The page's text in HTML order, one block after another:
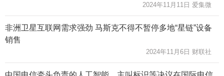
2024年11月11日 爱集微
非洲卫星互联网需求强劲 马斯克不得不暂停多地“星链”设备
销售
2024年11月6日 财联社